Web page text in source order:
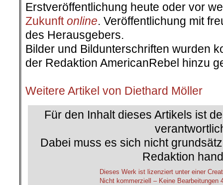
Erstveröffentlichung heute oder vor
Zukunftonline. Veröffentlichung mit
des Herausgebers.
Bilder und Bildunterschriften wurden
der Redaktion AmericanRebel hinzu
Weitere Artikel von Diethard Möller
Für den Inhalt dieses Artikels ist
Dabei muss es sich nicht
Redaktion
Dieses Werk ist lizenziert unter einer
Nicht kommerziell – Keine Bearbeitungen